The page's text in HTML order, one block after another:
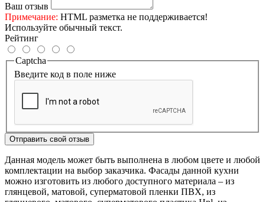
Ваш отзыв
Примечание: HTML разметка не поддерживается!
Используйте обычный текст.
Рейтинг
Captcha
Введите код в поле ниже
Отправить свой отзыв
Данная модель может быть выполнена в любом цвете и любой
комплектации на выбор заказчика. Фасады данной кухни
можно изготовить из любого доступного материала – из
глянцевой, матовой, суперматовой пленки ПВХ, из